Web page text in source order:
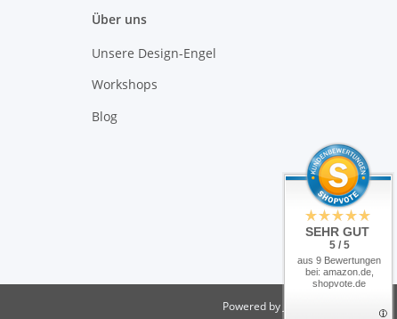
Über uns
Unsere Design-Engel
Workshops
Blog
Powered by
SEHR GUT
5 / 5
aus 9 Bewertungen
bei: amazon.de,
shopvote.de